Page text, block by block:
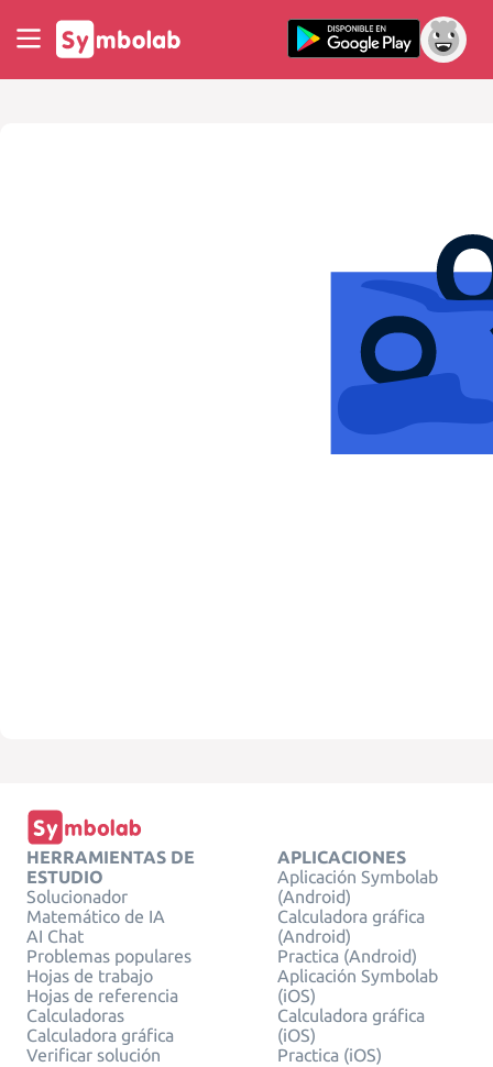
HERRAMIENTAS DE
ESTUDIO
Solucionador
Matemático de IA
AI Chat
Problemas populares
Hojas de trabajo
Hojas de referencia
Calculadoras
Calculadora gráfica
Verificar solución
APLICACIONES
Aplicación Symbolab
(Android)
Calculadora gráfica
(Android)
Practica (Android)
Aplicación Symbolab
(iOS)
Calculadora gráfica
(iOS)
Practica (iOS)